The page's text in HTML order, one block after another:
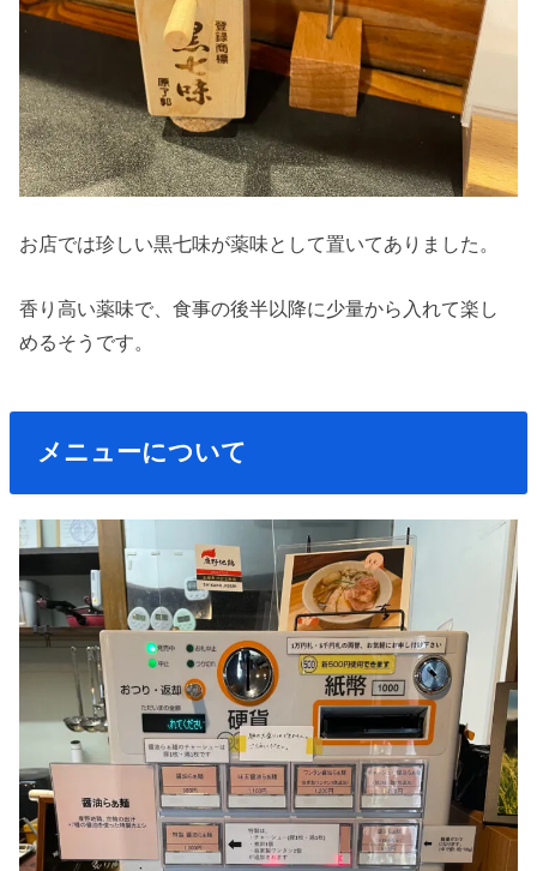
お店では珍しい黒七味が薬味として置いてありました。
香り高い薬味で、食事の後半以降に少量から入れて楽し
めるそうです。
メニューについて